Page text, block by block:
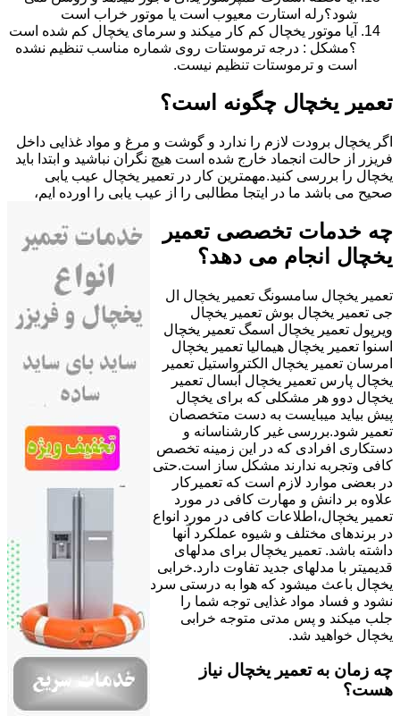
شود؟رله استارت معیوب است یا موتور خراب است
آیا موتور یخچال کم کار میکند و سرمای یخچال کم شده است
؟مشکل : درجه ترموستات روی شماره مناسب تنظیم نشده
است و ترموستات تنظیم نیست.
تعمیر یخچال چگونه است؟
اگر یخچال برودت لازم را ندارد و گوشت و مرغ و مواد غذایی داخل
فریزر از حالت انجماد خارج شده است هیچ نگران نباشید و ابتدا باید
یخچال را بررسی کنید.مهمترین کار در تعمیر یخچال عیب یابی
صحیح می باشد ما در ایتجا مطالبی را از عیب یابی را اورده ایم،
چه خدمات تخصصی تعمیر
یخچال انجام می دهد؟
تعمیر یخچال سامسونگ تعمیر یخچال ال
جی تعمیر یخچال بوش تعمیر یخچال
ویرپول تعمیر یخچال اسمگ تعمیر یخچال
اسنوا تعمیر یخچال هیمالیا تعمیر یخچال
امرسان تعمیر یخچال الکترواستیل تعمیر
یخچال پارس تعمیر یخچال آبسال تعمیر
یخچال دوو هر مشکلی که برای یخچال
پیش بیاید میبایست به دست متخصصان
تعمیر شود.بررسی غیر کارشناسانه و
دستکاری افرادی که در این زمینه تخصص
کافی وتجربه ندارند مشکل ساز است.حتی
در بعضی موارد لازم است که تعمیرکار
علاوه بر دانش و مهارت کافی در مورد
تعمیر یخچال،اطلاعات کافی در مورد انواع
در برندهای مختلف و شیوه عملکرد آنها
داشته باشد. تعمیر یخچال برای مدلهای
قدیمیتر با مدل‍های جدید تفاوت دارد.خرابی
یخچال باعث میشود که هوا به درستی سرد
نشود و فساد مواد غذایی توجه شما را
جلب میکند و پس مدتی متوجه خرابی
یخچال خواهید شد.
چه زمان به تعمیر یخچال نیاز
هست؟